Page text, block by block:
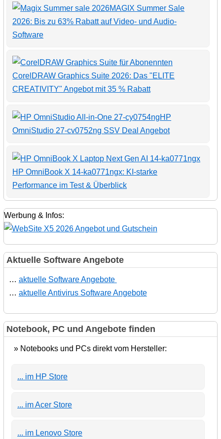
MAGIX Summer Sale
2026: Bis zu 63% Rabatt auf Video- und Audio-
Software
CorelDRAW Graphics Suite 2026: Das "ELITE
CREATIVITY" Angebot mit 35 % Rabatt
HP
OmniStudio 27-cv0752ng SSV Deal Angebot
HP OmniBook X 14-ka0771ngx: KI-starke
Performance im Test & Überblick
Werbung & Infos:
Aktuelle Software Angebote
… aktuelle Software Angebote
… aktuelle Antivirus Software Angebote
Notebook, PC und Angebote finden
» Notebooks und PCs direkt vom Hersteller:
... im HP Store
... im Acer Store
... im Lenovo Store